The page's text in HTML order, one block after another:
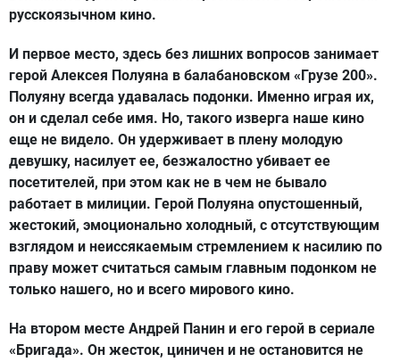
русскоязычном кино.
И первое место, здесь без лишних вопросов занимает
герой Алексея Полуяна в балабановском «Грузе 200».
Полуяну всегда удавалась подонки. Именно играя их,
он и сделал себе имя. Но, такого изверга наше кино
еще не видело. Он удерживает в плену молодую
девушку, насилует ее, безжалостно убивает ее
посетителей, при этом как не в чем не бывало
работает в милиции. Герой Полуяна опустошенный,
жестокий, эмоционально холодный, с отсутствующим
взглядом и неиссякаемым стремлением к насилию по
праву может считаться самым главным подонком не
только нашего, но и всего мирового кино.
На втором месте Андрей Панин и его герой в сериале
«Бригада». Он жесток, циничен и не остановится не